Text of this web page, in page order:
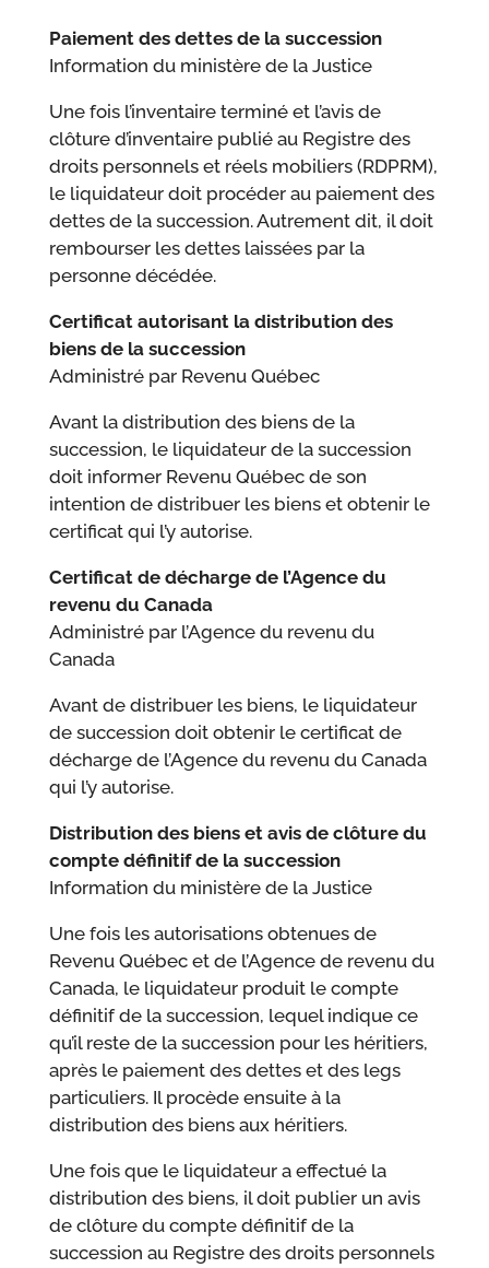
Paiement des dettes de la succession
Information du ministère de la Justice
Une fois l’inventaire terminé et l’avis de
clôture d’inventaire publié au Registre des
droits personnels et réels mobiliers (RDPRM),
le liquidateur doit procéder au paiement des
dettes de la succession. Autrement dit, il doit
rembourser les dettes laissées par la
personne décédée.
Certificat autorisant la distribution des
biens de la succession
Administré par Revenu Québec
Avant la distribution des biens de la
succession, le liquidateur de la succession
doit informer Revenu Québec de son
intention de distribuer les biens et obtenir le
certificat qui l’y autorise.
Certificat de décharge de l’Agence du
revenu du Canada
Administré par l’Agence du revenu du
Canada
Avant de distribuer les biens, le liquidateur
de succession doit obtenir le certificat de
décharge de l’Agence du revenu du Canada
qui l’y autorise.
Distribution des biens et avis de clôture du
compte définitif de la succession
Information du ministère de la Justice
Une fois les autorisations obtenues de
Revenu Québec et de l’Agence de revenu du
Canada, le liquidateur produit le compte
définitif de la succession, lequel indique ce
qu’il reste de la succession pour les héritiers,
après le paiement des dettes et des legs
particuliers. Il procède ensuite à la
distribution des biens aux héritiers.
Une fois que le liquidateur a effectué la
distribution des biens, il doit publier un avis
de clôture du compte définitif de la
succession au Registre des droits personnels